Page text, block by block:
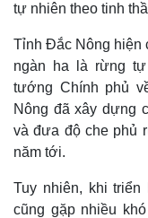
tự nhiên theo tinh
Tỉnh Đắc Nông hiện
ngàn ha là rừng
tướng Chính phủ
Nông đã xây dựng
và đưa độ che phủ
năm tới.
Tuy nhiên, khi
cũng gặp nhiều